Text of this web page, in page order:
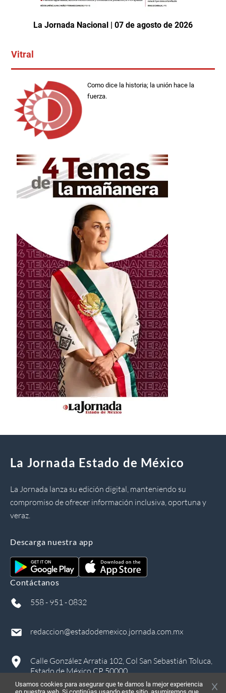
La Jornada Nacional | 07 de agosto de 2026
Vitral
Como dice la historia; la unión hace la
fuerza.
La Jornada Estado de México
La Jornada lanza su edición digital, manteniendo su
compromiso de ofrecer información inclusiva, oportuna y
veraz.
Descarga nuestra app
Contáctanos
558 - 951 - 0832
redaccion@estadodemexico.jornada.com.mx
Calle González Arratia 102, Col San Sebastián Toluca,
Estado de México CP 50000
Usamos cookies para asegurar que te damos la mejor experiencia